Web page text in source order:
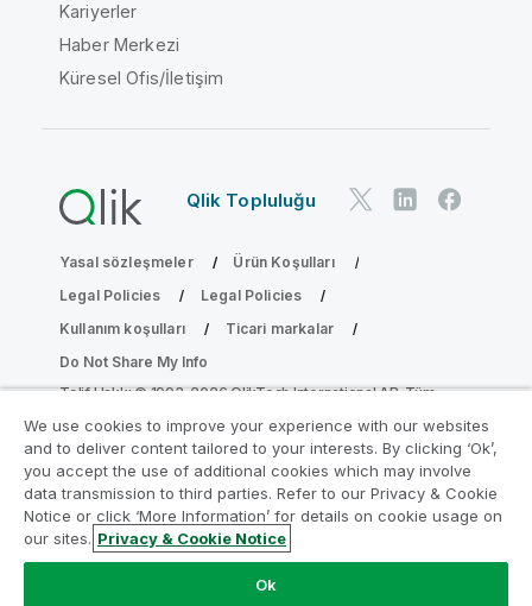
Kariyerler
Haber Merkezi
Küresel Ofis/İletişim
Qlik Topluluğu
Yasal sözleşmeler
Ürün Koşulları
Legal Policies
Legal Policies
Kullanım koşulları
Ticari markalar
Do Not Share My Info
Telif Hakkı © 1993-2026 QlikTech International AB. Tüm
Analiz Modernleştirme Programına katılın
Analiz Modernleştirme Programı ile değerli QlikView
uygulamalarınızı ödün vermeden modernleştirin.
We use cookies to improve your experience with our websites
and to deliver content tailored to your interests. By clicking ‘Ok’,
you accept the use of additional cookies which may involve
data transmission to third parties. Refer to our Privacy & Cookie
Notice or click ‘More Information’ for details on cookie usage on
our sites. Privacy & Cookie Notice
Ok